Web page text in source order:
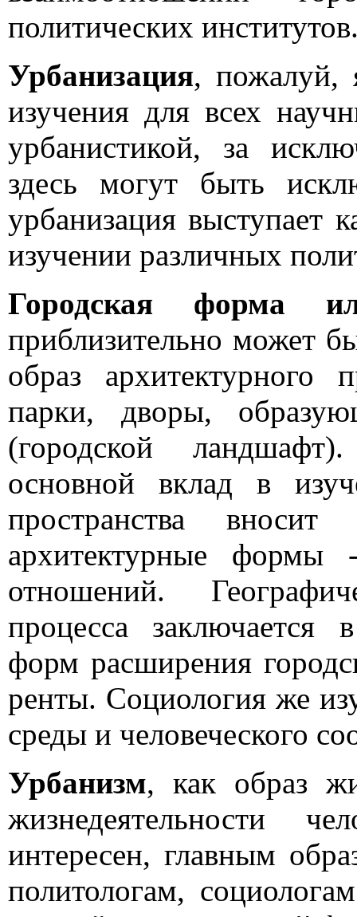
политических
Урбанизация, пожалуй,
изучения для всех
урбанистикой, за
здесь могут быть
урбанизация выступает
изучении различных
Городская форма
приблизительно может
образ архитектурного
парки, дворы,
(городской
основной вклад в
пространства
архитектурные формы
отношений.
процесса заключается
форм расширения
ренты. Социология же
среды и человеческого
Урбанизм, как образ
жизнедеятельности
интересен, главным
политологам,